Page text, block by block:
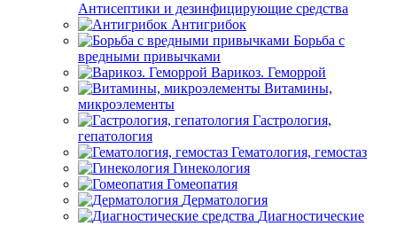
Антисептики и дезинфицирующие средства
Антигрибок
Борьба с
вредными привычками
Варикоз. Геморрой
Витамины,
микроэлементы
Гастрология,
гепатология
Гематология, гемостаз
Гинекология
Гомеопатия
Дерматология
Диагностические